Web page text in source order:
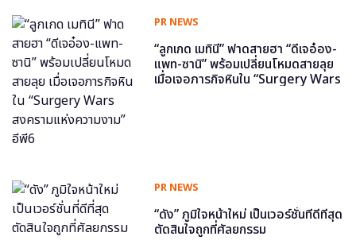
PR NEWS
“ลูกเกด เมทินี” ฟาดสายฮา “ดีเจอ๋อง-
แพท-ซานิ” พร้อมเปลี่ยนโหมดสายลุย
เมื่อเจอภารกิจหินใน “Surgery Wars
PR NEWS
“ดัง” ภูมิใจหน้าใหม่ เป็นเวอร์ชั่นที่ดีที่สุด
ตัดสินใจถูกที่ศัลยกรรม